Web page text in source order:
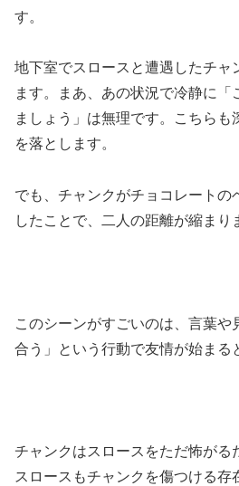
す。
地下室でスロースと遭遇したチャ
ます。まあ、あの状況で冷静に「
ましょう」は無理です。こちらも
を落とします。
でも、チャンクがチョコレートの
したことで、二人の距離が縮まり
このシーンがすごいのは、言葉や
合う」という行動で友情が始まる
チャンクはスロースをただ怖がる
スロースもチャンクを傷つける存